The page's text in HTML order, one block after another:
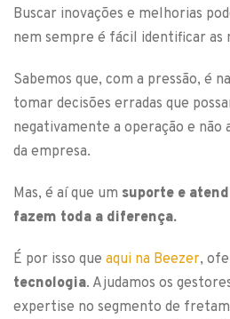
Buscar inovações e melhorias
nem sempre é fácil identificar as
Sabemos que, com a pressão, é
tomar decisões erradas que
negativamente a operação e não
da empresa.
Mas, é aí que um suporte e
fazem toda a diferença.
É por isso que aqui na Beezer,
tecnologia. Ajudamos os
expertise no segmento de